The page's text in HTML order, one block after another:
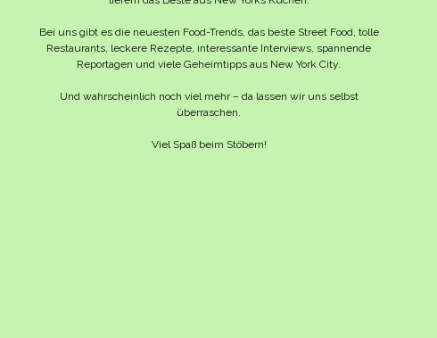
Bei uns gibt es die neuesten Food-Trends, das beste Street Food, tolle
Restaurants, leckere Rezepte, interessante Interviews, spannende
Reportagen und viele Geheimtipps aus New York City.
Und wahrscheinlich noch viel mehr – da lassen wir uns selbst
überraschen.
Viel Spaß beim Stöbern!